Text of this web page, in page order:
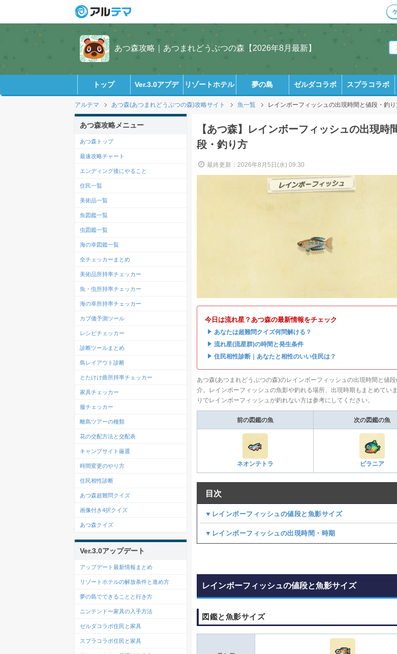
あつ森攻略｜あつまれどうぶつの森【2026年8月最新】
トップ Ver.3.0アプデ リゾートホテル 夢の島 ゼルダコラボ スプラコラボ
アルテマ あつ森(あつまれどうぶつの森)攻略サイト 魚一覧 レインボーフィッシュの出現時間と値段・釣
【あつ森】レインボーフィッシュの出現時
段・釣り方
最終更新：2026年8月5日(水) 09:30
今日は流れ星？あつ森の最新情報をチェック
・ あなたは超難問クイズ何問解ける？
・ 流れ星(流星群)の時間と発生条件
・ 住民相性診断｜あなたと相性のいい住民は？
あつ森(あつまれどうぶつの森)のレインボーフィッシュの出現時間と値
介。レインボーフィッシュの魚影や釣れる場所、出現時期もまとめてい
りでレインボーフィッシュが釣れない方は参考にしてください。
前の図鑑の魚 次の図鑑の魚
ネオンテトラ ピラニア
目次
▼レインボーフィッシュの値段と魚影サイズ
▼レインボーフィッシュの出現時間・時期
レインボーフィッシュの値段と魚影サイズ
図鑑と魚影サイズ
あつ森攻略メニュー
あつ森トップ
最速攻略チャート
エンディング後にやること
住民一覧
美術品一覧
魚図鑑一覧
虫図鑑一覧
海の幸図鑑一覧
全チェッカーまとめ
美術品所持率チェッカー
魚・虫所持率チェッカー
海の幸所持率チェッカー
カブ価予測ツール
レシピチェッカー
診断ツールまとめ
島レイアウト診断
とたけけ曲所持率チェッカー
家具チェッカー
服チェッカー
離島ツアーの種類
花の交配方法と交配表
キャンプサイト厳選
時間変更のやり方
住民相性診断
あつ森超難問クイズ
画像付き4択クイズ
あつ森クイズ
Ver.3.0アップデート
アップデート最新情報まとめ
リゾートホテルの解放条件と進め方
夢の島でできることと行き方
ニンテンドー家具の入手方法
ゼルダコラボ住民と家具
スプラコラボ住民と家具